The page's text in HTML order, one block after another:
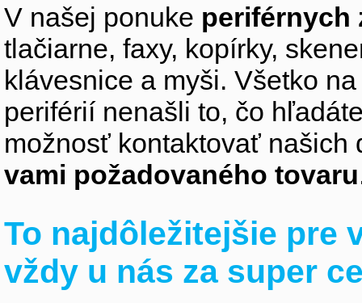
V našej ponuke periférnych
tlačiarne, faxy, kopírky,
klávesnice a myši. Všetko
periférií nenašli to, čo
možnosť kontaktovať
vami požadovaného tovaru
To najdôležitejšie pre
vždy u nás za super